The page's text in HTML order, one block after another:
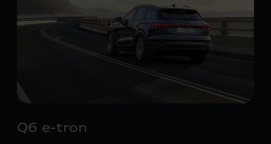
Q6 e-tron